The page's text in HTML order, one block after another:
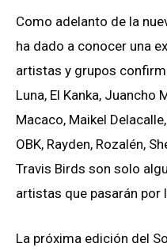
Como adelanto de la
ha dado a conocer una
artistas y grupos
Luna, El Kanka, Juancho
Macaco, Maikel
OBK, Rayden, Rozalén,
Travis Birds son solo
artistas que pasarán por
La próxima edición del